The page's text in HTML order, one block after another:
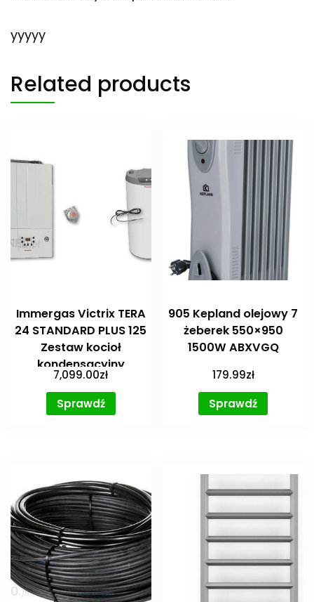
yyyyy
Related products
Immergas Victrix TERA
24 STANDARD PLUS 125
Zestaw kocioł
kondensacyjny
jednofunkcyjny +
zasobnik 125 L z sondą
kont. zasobnika + sonda
7,099.00zł
Sprawdź
905 Kepland olejowy 7
żeberek 550×950
1500W ABXVGQ
179.99zł
Sprawdź